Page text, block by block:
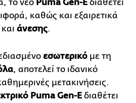
το νέο Puma Gen-E διαθέτει
καθώς και εξαιρετικά
και άνεσης.
εσωτερικό με τη
, αποτελεί το ιδανικό
μετακινήσεις.
Puma Gen-E διαθέτει